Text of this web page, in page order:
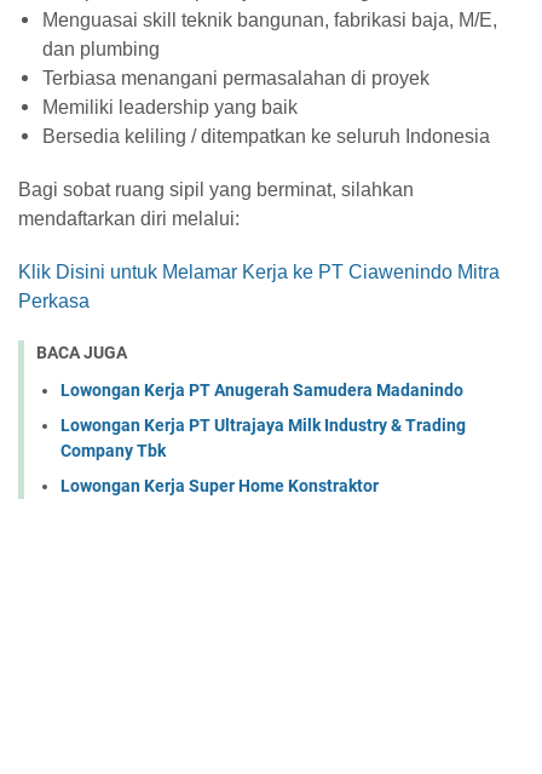
Menguasai skill teknik bangunan, fabrikasi baja, M/E,
dan plumbing
Terbiasa menangani permasalahan di proyek
Memiliki leadership yang baik
Bersedia keliling / ditempatkan ke seluruh Indonesia
Bagi sobat ruang sipil yang berminat, silahkan
mendaftarkan diri melalui:
Klik Disini untuk Melamar Kerja ke PT Ciawenindo Mitra
Perkasa
BACA JUGA
Lowongan Kerja PT Anugerah Samudera Madanindo
Lowongan Kerja PT Ultrajaya Milk Industry & Trading
Company Tbk
Lowongan Kerja Super Home Konstraktor